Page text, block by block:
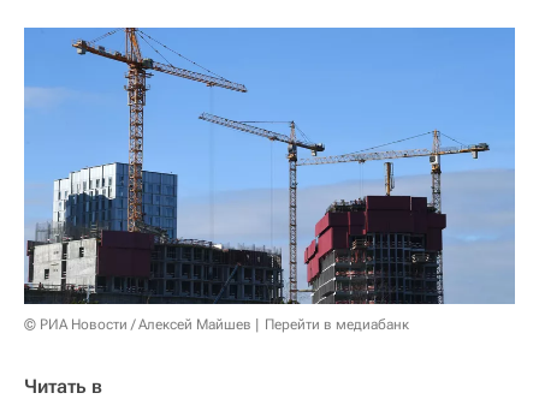
© РИА Новости / Алексей Майшев Перейти в медиабанк
Читать в